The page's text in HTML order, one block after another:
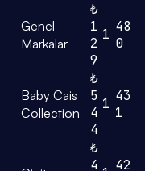
Genel
Markalar
₺
1
2
9
1 48
0
Baby Cais
Collection
₺
5
4
4
1 43
1
₺
4
42